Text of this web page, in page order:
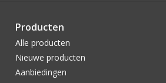
Producten
Alle producten
Nieuwe producten
Aanbiedingen